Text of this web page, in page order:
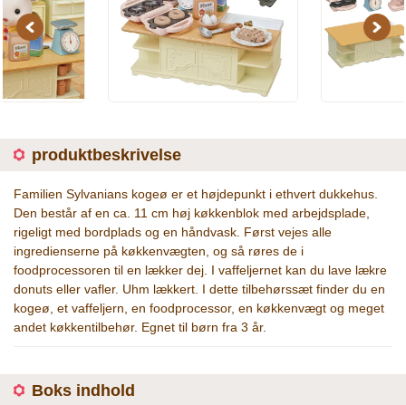
Previous Next
produktbeskrivelse
Familien Sylvanians kogeø er et højdepunkt i ethvert dukkehus.
Den består af en ca. 11 cm høj køkkenblok med arbejdsplade,
rigeligt med bordplads og en håndvask. Først vejes alle
ingredienserne på køkkenvægten, og så røres de i
foodprocessoren til en lækker dej. I vaffeljernet kan du lave lækre
donuts eller vafler. Uhm lækkert. I dette tilbehørssæt finder du en
kogeø, et vaffeljern, en foodprocessor, en køkkenvægt og meget
andet køkkentilbehør. Egnet til børn fra 3 år.
Boks indhold